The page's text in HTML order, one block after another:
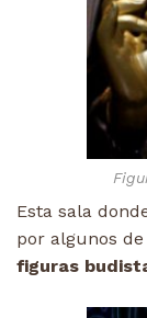
Esta sala
por algunos de
figuras